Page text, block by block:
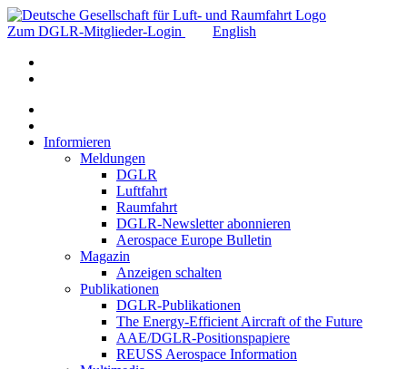
Zum DGLR-Mitglieder-Login English
Informieren
Meldungen
DGLR
Luftfahrt
Raumfahrt
DGLR-Newsletter abonnieren
Aerospace Europe Bulletin
Magazin
Anzeigen schalten
Publikationen
DGLR-Publikationen
The Energy-Efficient Aircraft of the Future
AAE/DGLR-Positionspapiere
REUSS Aerospace Information